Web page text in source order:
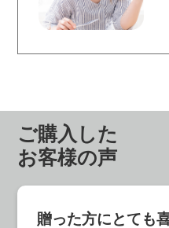
ご購入した
お客様の声
贈った方にとても